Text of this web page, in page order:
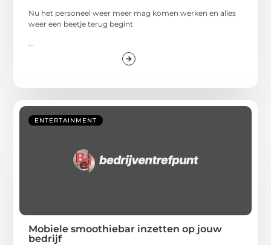
Nu het personeel weer meer mag komen werken en alles
weer een beetje terug begint
ENTERTAINMENT
Mobiele smoothiebar inzetten op jouw
bedrijf